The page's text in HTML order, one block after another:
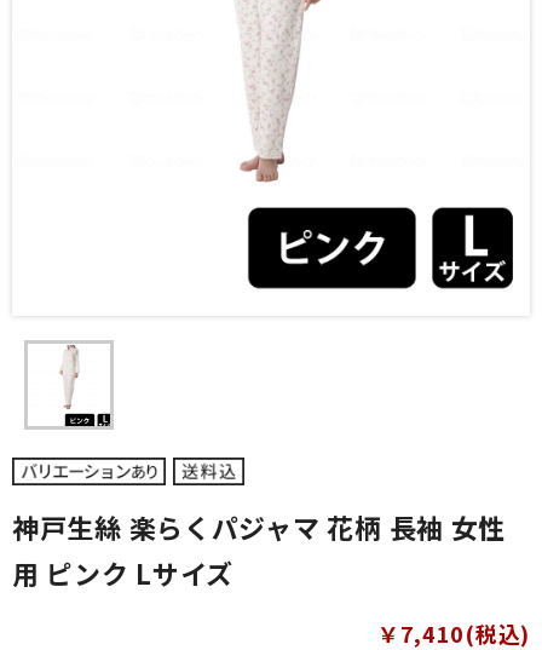
神戸生絲 楽らくパジャマ 花柄 長袖 女性
用 ピンク Lサイズ
￥7,410(税込)